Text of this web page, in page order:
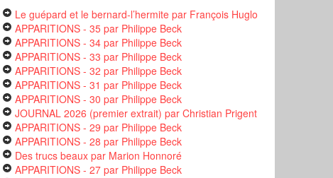
Le guépard et le bernard-l’hermitepar François Huglo
APPARITIONS - 35par Philippe Beck
APPARITIONS - 34par Philippe Beck
APPARITIONS - 33 par Philippe Beck
APPARITIONS - 32 par Philippe Beck
APPARITIONS - 31 par Philippe Beck
APPARITIONS - 30 par Philippe Beck
JOURNAL 2026 (premier extrait) par Christian Prigent
APPARITIONS - 29 par Philippe Beck
APPARITIONS - 28 par Philippe Beck
Des trucs beauxpar Marion Honnoré
APPARITIONS - 27par Philippe Beck